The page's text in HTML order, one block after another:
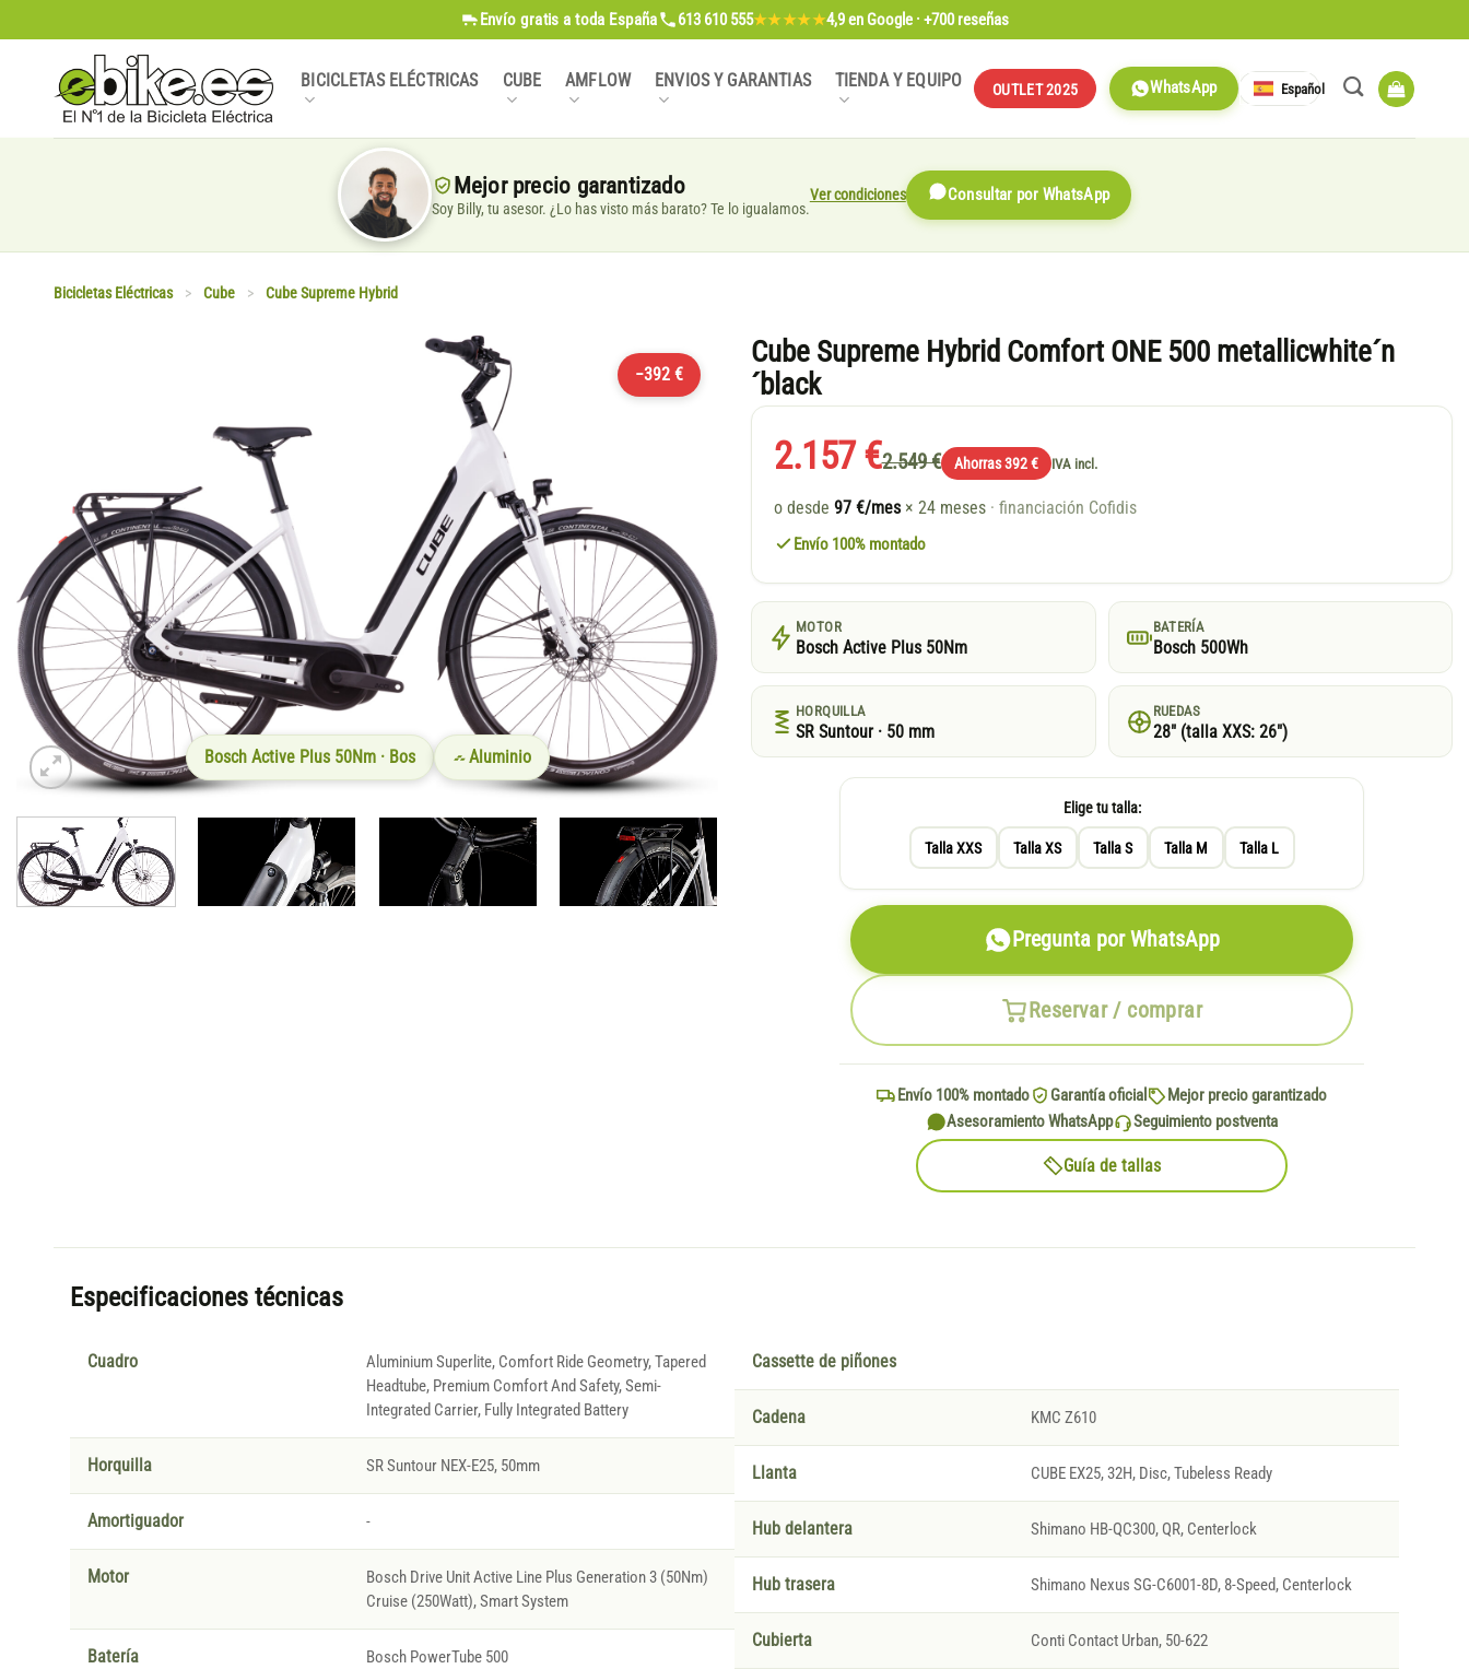
al
contenido
Envío gratis a toda España 613 610 555★★★★★4,9en Google · +700 reseñas
BICICLETAS ELÉCTRICAS CUBE AMFLOW ENVIOS Y GARANTIAS TIENDA Y EQUIPO OUTLET 2025 WhatsApp Español
Mejor precio garantizado
Soy Billy, tu asesor. ¿Lo has visto más barato? Te lo igualamos.
Ver condiciones Consultar por WhatsApp
Bicicletas Eléctricas > Cube > Cube Supreme Hybrid
−392 €
Bosch Active Plus 50Nm · Bos Aluminio
Cube Supreme Hybrid Comfort ONE 500 metallicwhite´n
´black
2.157 €2.549 € Ahorras 392 € IVA incl.
o desde 97 €/mes × 24 meses · financiación Cofidis
Envío 100% montado
MOTOR
Bosch Active Plus 50Nm
BATERÍA
Bosch 500Wh
HORQUILLA
SR Suntour · 50 mm
RUEDAS
28″ (talla XXS: 26″)
Elige tu talla:
Talla XXS Talla XS Talla S Talla M Talla L
Reservar / comprar
Pregunta por WhatsApp
Envío 100% montado Garantía oficial
Mejor precio garantizado
Asesoramiento WhatsApp
Seguimiento postventa
Guía de tallas
Especificaciones técnicas
Cuadro
Aluminium Superlite, Comfort Ride Geometry, Tapered
Headtube, Premium Comfort And Safety, Semi-
Integrated Carrier, Fully Integrated Battery
Horquilla SR Suntour NEX-E25, 50mm
Amortiguador -
Motor
Bosch Drive Unit Active Line Plus Generation 3 (50Nm)
Cruise (250Watt), Smart System
Batería Bosch PowerTube 500
Cassette de piñones
Cadena KMC Z610
Llanta CUBE EX25, 32H, Disc, Tubeless Ready
Hub delantera Shimano HB-QC300, QR, Centerlock
Hub trasera Shimano Nexus SG-C6001-8D, 8-Speed, Centerlock
Cubierta Conti Contact Urban, 50-622